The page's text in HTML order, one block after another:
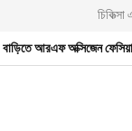
চিকিত্সা
বাড়িতে আরএফ অক্সিজেন